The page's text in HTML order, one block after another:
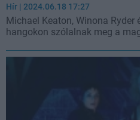
Hír | 2024.06.18 17:27
Michael Keaton, Winona Ryder
hangokon szólalnak meg a